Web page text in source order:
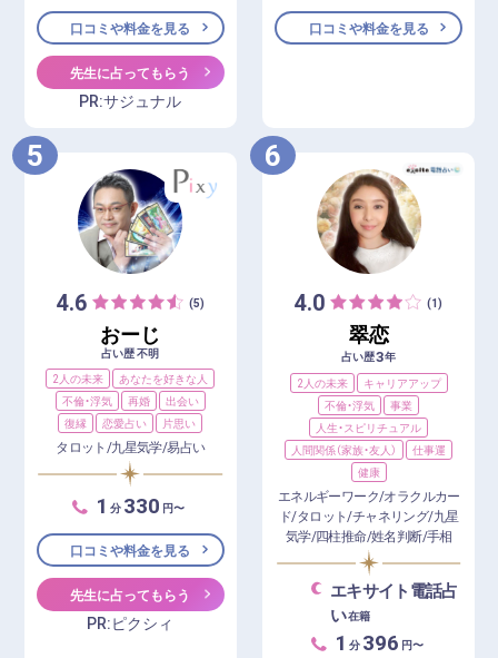
口コミや料金を見る
先生に占ってもらう
PR:サジュナル
口コミや料金を見る
5
4.6 (5)
おーじ
占い歴 不明
2人の未来
あなたを好きな人
不倫・浮気
再婚
出会い
復縁
恋愛占い 片思い
タロット/九星気学/易占い
1 分 330 円〜
口コミや料金を見る
先生に占ってもらう
PR:ピクシィ
6
4.0 (1)
翠恋
占い歴3年
2人の未来
キャリアアップ
不倫・浮気
事業
人生・スピリチュアル
人間関係（家族・友人）
仕事運
健康
エネルギーワーク/オラクルカー
ド/タロット/チャネリング/九星
気学/四柱推命/姓名判断/手相
エキサイト電話占
い在籍
1 分 396 円〜